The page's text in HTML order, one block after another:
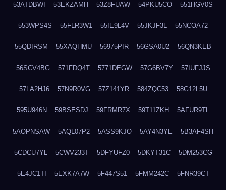
53ATDBWI 53EKZAMH 53Z8FUAW 54PKU5CO 551HGV0S
553WPS4S 55FLR3W1 55IE9L4V 55JKJF3L 55NCOA72
55QDIRSM 55XAQHMU 56975PIR 56GSA0U2 56QN3KEB
56SCV4BG 571FDQ4T 5771DEGW 57G6BV7Y 57IUFJJS
57LA2HJ6 57N9R0VG 57Z141YR 584ZQC53 58G12L5U
595U946N 59BSESDJ 59FRMR7X 59T11ZKH 5AFUR9TL
5AOPNSAW 5AQL07P2 5ASS9KJO 5AY4N3YE 5B3AF4SH
5CDCU7YL 5CWV233T 5DFYUFZ0 5DKYT31C 5DM253CG
5E4JC1TI 5EXK7A7W 5F447S51 5FMM242C 5FNR39CT